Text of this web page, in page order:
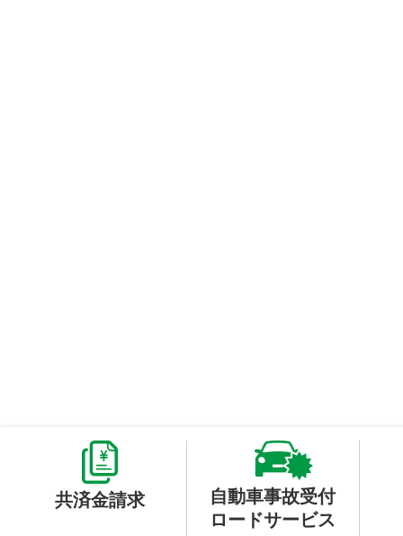
共済金請求
自動車事故受付
ロードサービス